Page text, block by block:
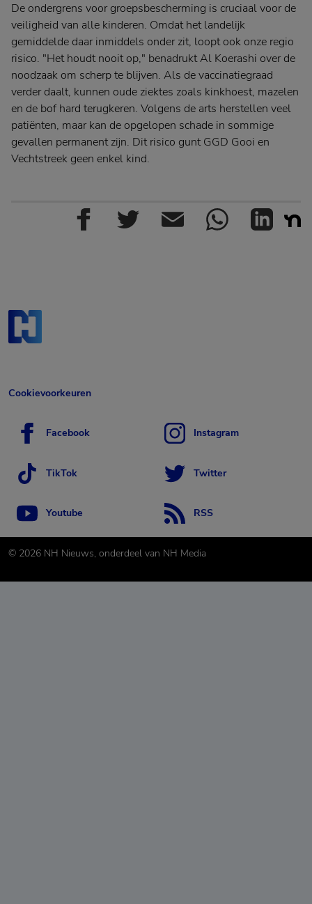
De ondergrens voor groepsbescherming is cruciaal voor de
veiligheid van alle kinderen. Omdat het landelijk
gemiddelde daar inmiddels onder zit, loopt ook onze regio
risico. "Het houdt nooit op," benadrukt Al Koerashi over de
noodzaak om scherp te blijven. Als de vaccinatiegraad
verder daalt, kunnen oude ziektes zoals kinkhoest, mazelen
en de bof hard terugkeren. Volgens de arts herstellen veel
patiënten, maar kan de opgelopen schade in sommige
gevallen permanent zijn. Dit risico gunt GGD Gooi en
Vechtstreek geen enkel kind.
Cookievoorkeuren
Facebook Instagram
TikTok Twitter
Youtube RSS
© 2026 NH Nieuws, onderdeel van NH Media